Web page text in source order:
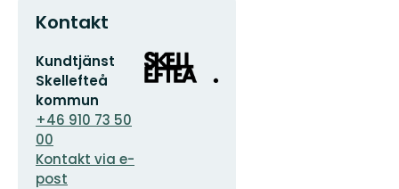
Kontakt
E-
postadress
Kundtjänst
Skellefteå
kommun
+46 910 73 50
00
Kontakt via e-
post
Organisationens
logotyp